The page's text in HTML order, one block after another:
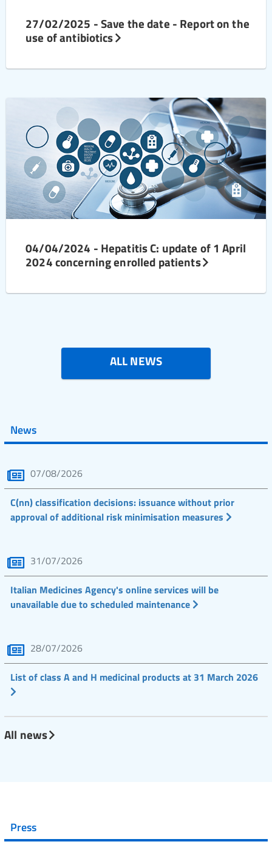
27/02/2025 - Save the date - Report on the
use of antibiotics
04/04/2024 - Hepatitis C: update of 1 April
2024 concerning enrolled patients
ALL NEWS
News
07/08/2026
C(nn) classification decisions: issuance without prior
approval of additional risk minimisation measures
31/07/2026
Italian Medicines Agency's online services will be
unavailable due to scheduled maintenance
28/07/2026
List of class A and H medicinal products at 31 March 2026
All news
Press